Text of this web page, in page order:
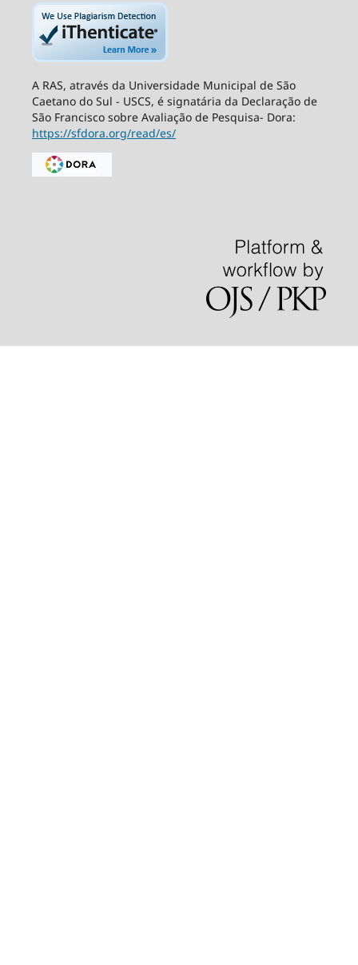
A RAS, através da Universidade Municipal de São
Caetano do Sul - USCS, é signatária da Declaração de
São Francisco sobre Avaliação de Pesquisa- Dora:
https://sfdora.org/read/es/